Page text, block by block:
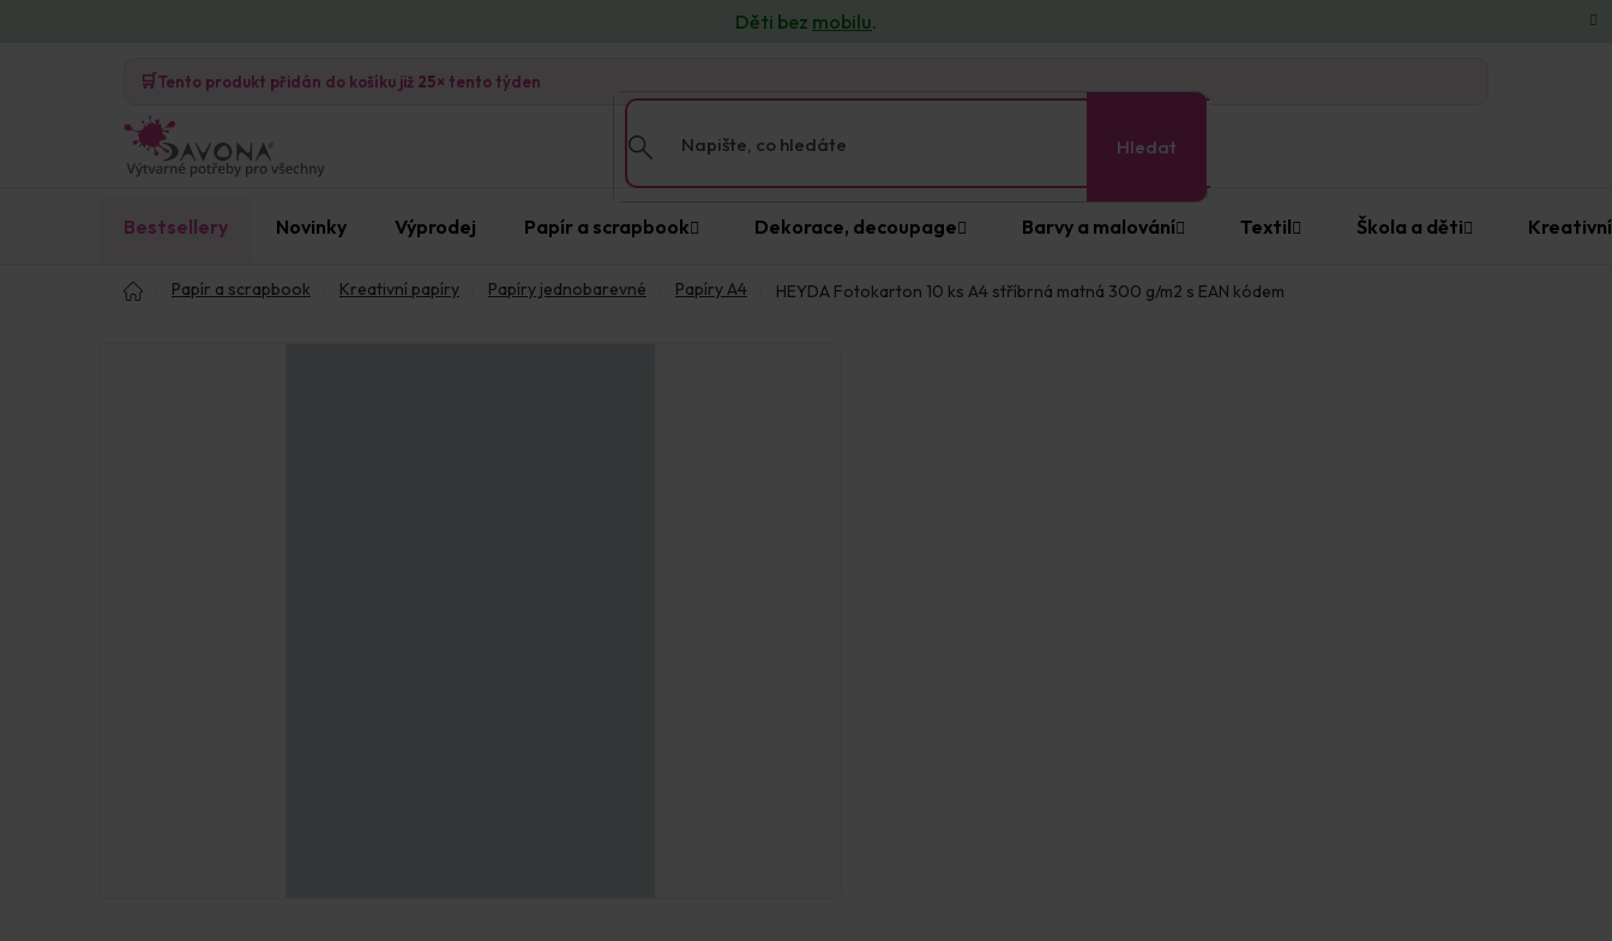
Děti bez mobilu.
🛒Tento produkt přidán do košíku již 25× tento týden
Hledat
Bestsellery Novinky Výprodej Papír a scrapbook Dekorace, decoupage Barvy a malování Textil Škola a děti
Papír a scrapbook Kreativní papíry Papíry jednobarevné Papíry A4 HEYDA Fotokarton 10 ks A4 stříbrná matná 300 g/m2 s EAN kódem